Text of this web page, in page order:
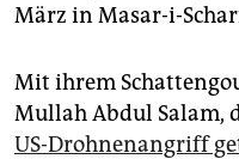
März in Masar-i-
Mit ihrem
Mullah Abdul Salam,
US-Drohnenangriff